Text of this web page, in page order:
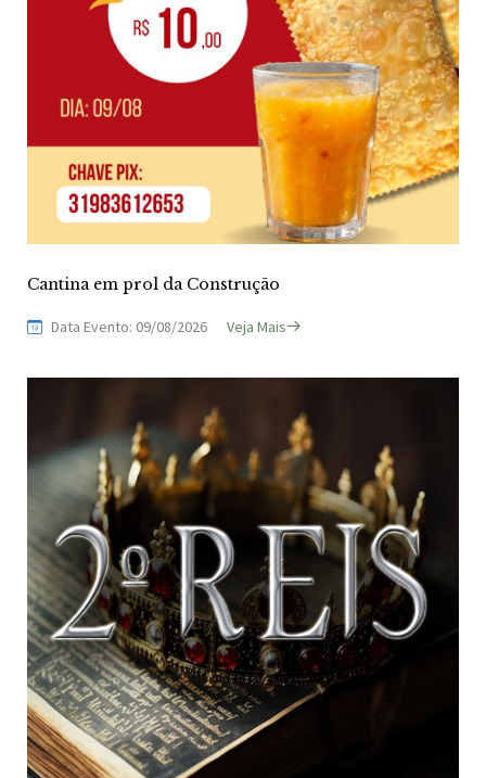
Cantina em prol da Construção
Data Evento: 09/08/2026 Veja Mais